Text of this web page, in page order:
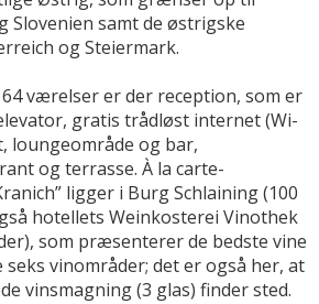
Slovenien samt de østrigske
og Steiermark.
værelser er der reception, som er
gratis trådløst internet (Wi-
loungeområde og bar,
og terrasse. À la carte-
ligger i Burg Schlaining (100
hotellets Weinkosterei Vinothek
som præsenterer de bedste vine
vinområder; det er også her, at
vinsmagning (3 glas) finder sted.